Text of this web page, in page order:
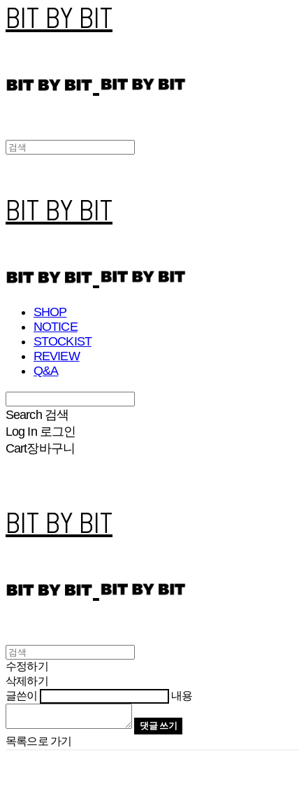
BIT BY BIT
BIT BY BIT
SHOP
NOTICE
STOCKIST
REVIEW
Q&A
Search 검색
Log In 로그인
Cart장바구니
BIT BY BIT
수정하기
삭제하기
글쓴이
내용
댓글 쓰기
목록으로 가기